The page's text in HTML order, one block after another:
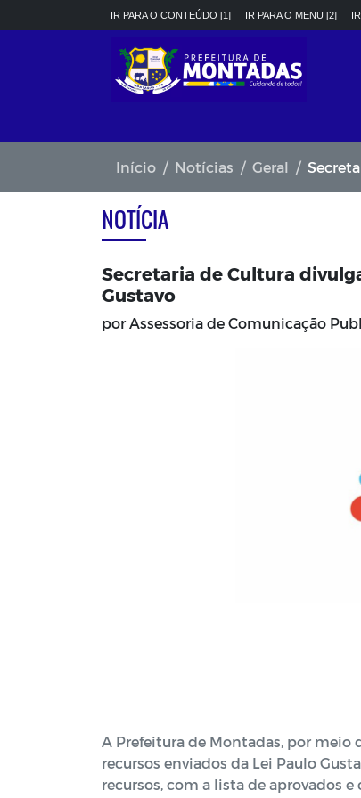
IR PARA O CONTEÚDO [1] IR PARA O MENU [2]
Início Notícias Geral
NOTÍCIA
Secretaria de Cultura
Gustavo
por Assessoria de Comunicação
A Prefeitura de Montadas, por meio
recursos enviados da Lei Paulo
recursos, com a lista de aprovados